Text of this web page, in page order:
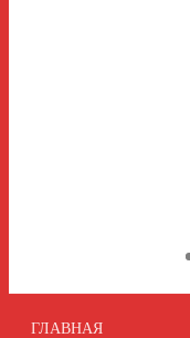
ГЛАВНАЯ